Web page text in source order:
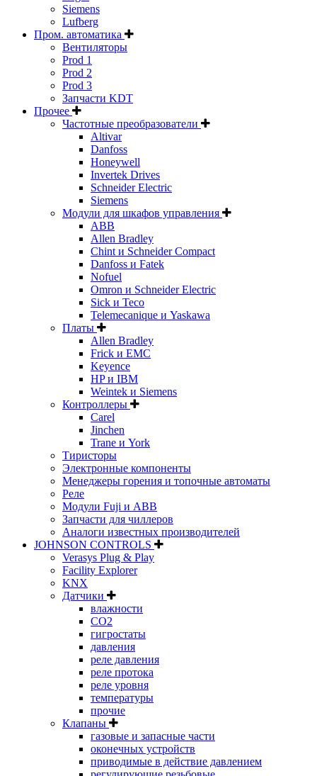
Siemens
Lufberg
Пром. автоматика
Вентиляторы
Prod 1
Prod 2
Prod 3
Запчасти KDT
Прочее
Частотные преобразователи
Altivar
Danfoss
Honeywell
Invertek Drives
Schneider Electric
Siemens
Модули для шкафов управления
ABB
Allen Bradley
Chint и Schneider Compact
Danfoss и Fatek
Nofuel
Omron и Schneider Electric
Sick и Teco
Telemecanique и Yaskawa
Платы
Allen Bradley
Frick и EMC
Keyence
HP и IBM
Weintek и Siemens
Контроллеры
Carel
Jinchen
Trane и York
Тиристоры
Электронные компоненты
Менеджеры горения и топочные автоматы
Реле
Модули Fuji и ABB
Запчасти для чиллеров
Аналоги известных производителей
JOHNSON CONTROLS
Verasys Plug & Play
Facility Explorer
KNX
Датчики
влажности
CO2
гигростаты
давления
реле давления
реле протока
реле уровня
температуры
прочие
Клапаны
газовые и запасные части
оконечных устройств
приводимые в действие давлением